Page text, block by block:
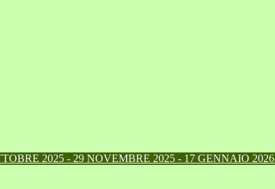
2025 - 29 NOVEMBRE 2025 - 17 GENNAIO 2026